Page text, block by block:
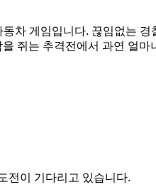
차 게임입니다. 끊임없는
쥐는 추격전에서 과연 얼마
전이 기다리고 있습니다.